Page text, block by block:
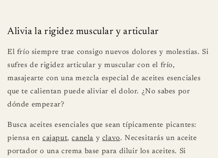
Alivia la rigidez muscular y articular
El frío siempre trae consigo nuevos dolores y molestias. Si
sufres de rigidez articular y muscular con el frío,
masajearte con una mezcla especial de aceites esenciales
que te calientan puede aliviar el dolor. ¿No sabes por
dónde empezar?
Busca aceites esenciales que sean típicamente picantes:
piensa en cajaput,canela y clavo. Necesitarás un aceite
portador o una crema base para diluir los aceites. Si